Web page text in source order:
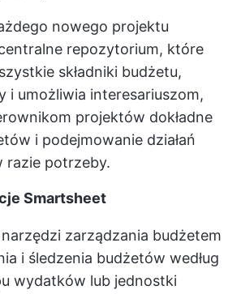
nowego projektu
repozytorium, które
składniki budżetu,
i umożliwia interesariuszom,
projektów dokładne
i podejmowanie działań
razie potrzeby.
Smartsheet
zarządzania budżetem
i śledzenia budżetów według
wydatków lub jednostki